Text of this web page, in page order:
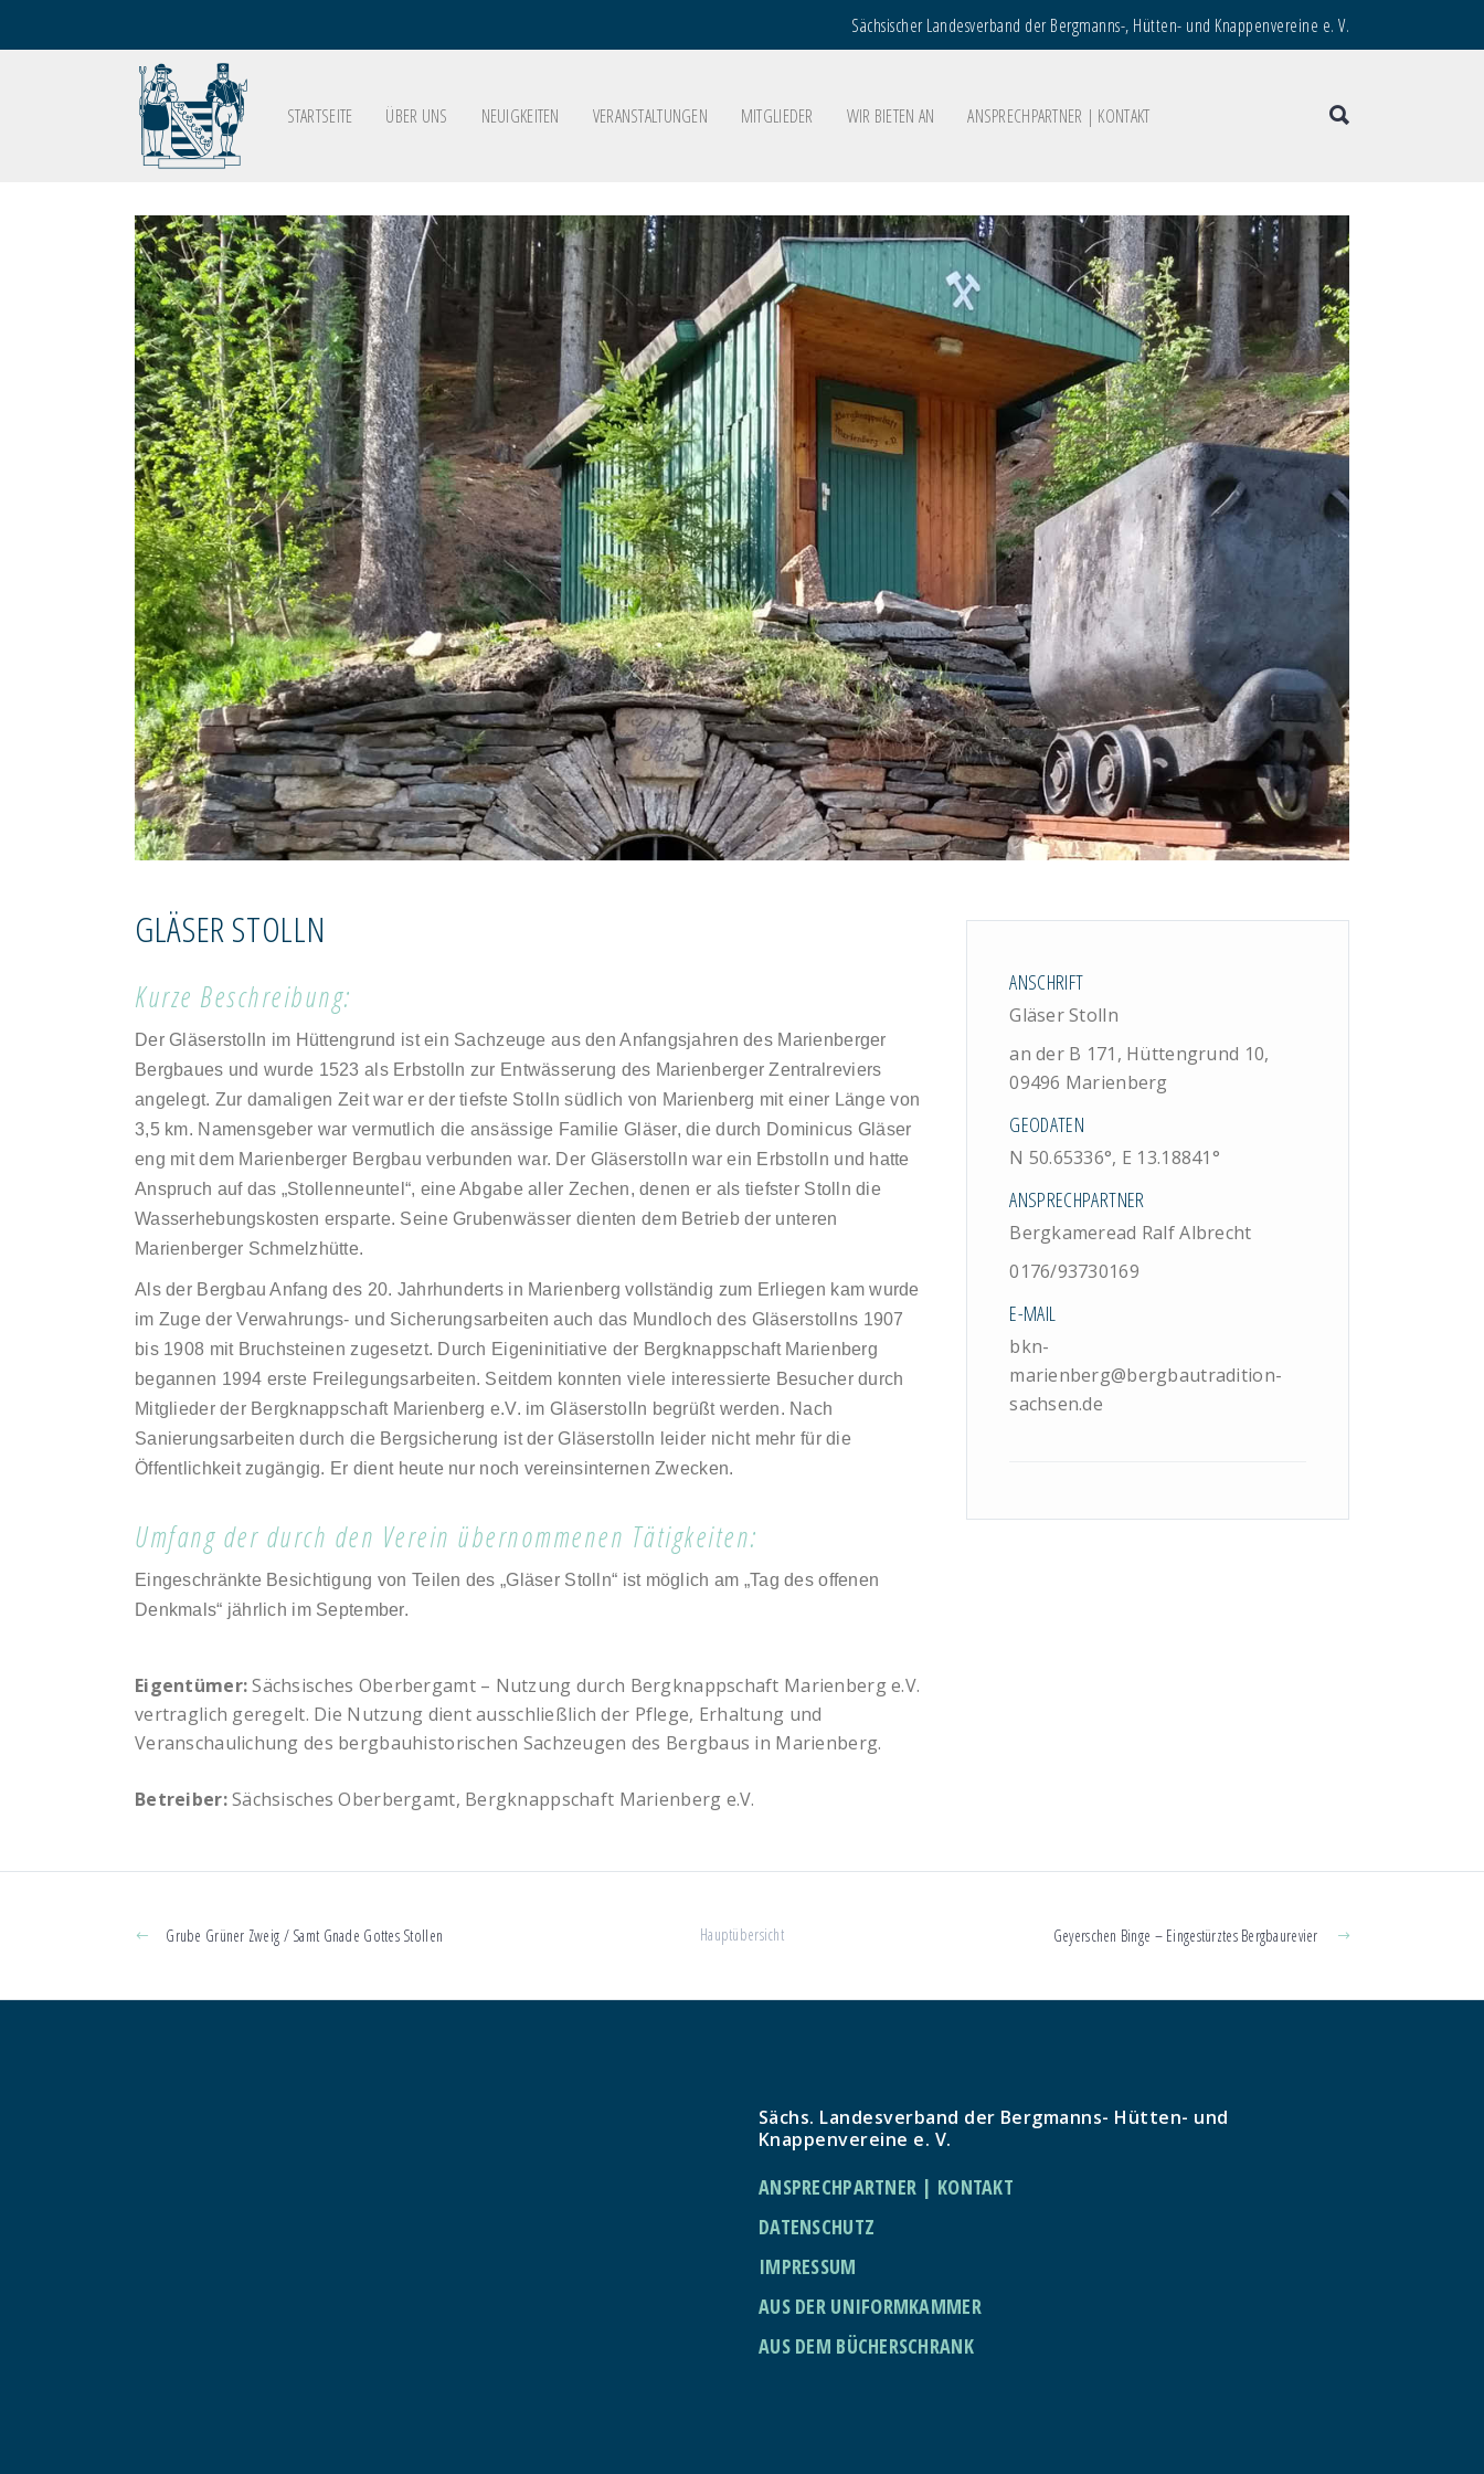
Sächsischer Landesverband der Bergmanns-, Hütten- und Knappenvereine e. V.
STARTSEITE ÜBER UNS NEUIGKEITEN VERANSTALTUNGEN MITGLIEDER WIR BIETEN AN ANSPRECHPARTNER | KONTAKT
GLÄSER STOLLN
Kurze Beschreibung:
Der Gläserstolln im Hüttengrund ist ein Sachzeuge aus den Anfangsjahren des Marienberger
Bergbaues und wurde 1523 als Erbstolln zur Entwässerung des Marienberger Zentralreviers
angelegt. Zur damaligen Zeit war er der tiefste Stolln südlich von Marienberg mit einer Länge von
3,5 km. Namensgeber war vermutlich die ansässige Familie Gläser, die durch Dominicus Gläser
eng mit dem Marienberger Bergbau verbunden war. Der Gläserstolln war ein Erbstolln und hatte
Anspruch auf das „Stollenneuntel“, eine Abgabe aller Zechen, denen er als tiefster Stolln die
Wasserhebungskosten ersparte. Seine Grubenwässer dienten dem Betrieb der unteren
Marienberger Schmelzhütte.
Als der Bergbau Anfang des 20. Jahrhunderts in Marienberg vollständig zum Erliegen kam wurde
im Zuge der Verwahrungs- und Sicherungsarbeiten auch das Mundloch des Gläserstollns 1907
bis 1908 mit Bruchsteinen zugesetzt. Durch Eigeninitiative der Bergknappschaft Marienberg
begannen 1994 erste Freilegungsarbeiten. Seitdem konnten viele interessierte Besucher durch
Mitglieder der Bergknappschaft Marienberg e.V. im Gläserstolln begrüßt werden. Nach
Sanierungsarbeiten durch die Bergsicherung ist der Gläserstolln leider nicht mehr für die
Öffentlichkeit zugängig. Er dient heute nur noch vereinsinternen Zwecken.
Umfang der durch den Verein übernommenen Tätigkeiten:
Eingeschränkte Besichtigung von Teilen des „Gläser Stolln“ ist möglich am „Tag des offenen
Denkmals“ jährlich im September.
Eigentümer:Sächsisches Oberbergamt – Nutzung durch Bergknappschaft Marienberg e.V.
vertraglich geregelt. Die Nutzung dient ausschließlich der Pflege, Erhaltung und
Veranschaulichung des bergbauhistorischen Sachzeugen des Bergbaus in Marienberg.
Betreiber:Sächsisches Oberbergamt, Bergknappschaft Marienberg e.V.
ANSCHRIFT
Gläser Stolln
an der B 171, Hüttengrund 10,
09496 Marienberg
GEODATEN
N 50.65336°, E 13.18841°
ANSPRECHPARTNER
Bergkameread Ralf Albrecht
0176/93730169
E-MAIL
bkn-
marienberg@bergbautradition-
sachsen.de
Grube Grüner Zweig / Samt Gnade Gottes Stollen Hauptübersicht Geyerschen Binge – Eingestürztes Bergbaurevier
Sächs. Landesverband der Bergmanns- Hütten- und
Knappenvereine e. V.
ANSPRECHPARTNER | KONTAKT
DATENSCHUTZ
IMPRESSUM
AUS DER UNIFORMKAMMER
AUS DEM BÜCHERSCHRANK